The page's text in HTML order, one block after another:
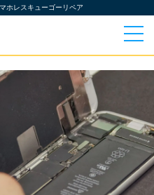
ホレスキューゴーリペア